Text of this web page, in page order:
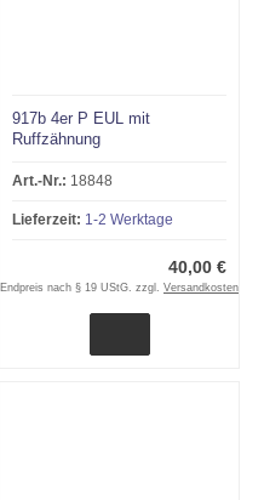
917b 4er P EUL mit
Ruffzähnung
Art.-Nr.: 18848
Lieferzeit: 1-2 Werktage
40,00 €
Endpreis nach § 19 UStG. zzgl. Versandkosten